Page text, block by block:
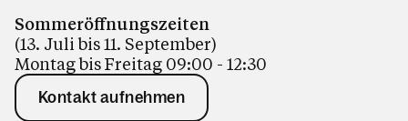
Sommeröffnungszeiten
(13. Juli bis 11. September)
Montag bis Freitag 09:00 - 12:30
Kontakt aufnehmen